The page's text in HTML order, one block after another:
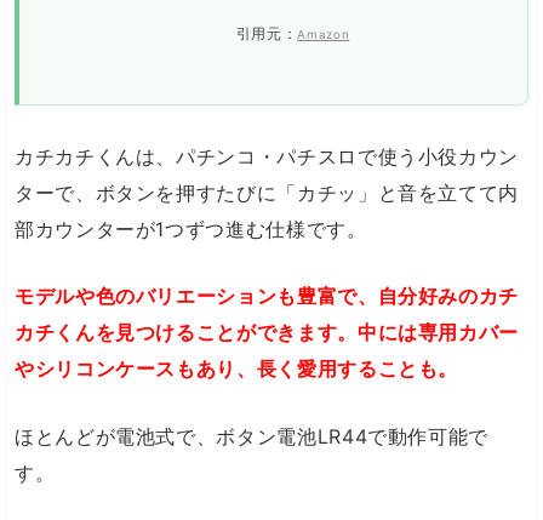
引用元：Amazon
カチカチくんは、パチンコ・パチスロで使う小役カウン
ターで、ボタンを押すたびに「カチッ」と音を立てて内
部カウンターが1つずつ進む仕様です。
モデルや色のバリエーションも豊富で、自分好みのカチ
カチくんを見つけることができます。中には専用カバー
やシリコンケースもあり、長く愛用することも。
ほとんどが電池式で、ボタン電池LR44で動作可能で
す。